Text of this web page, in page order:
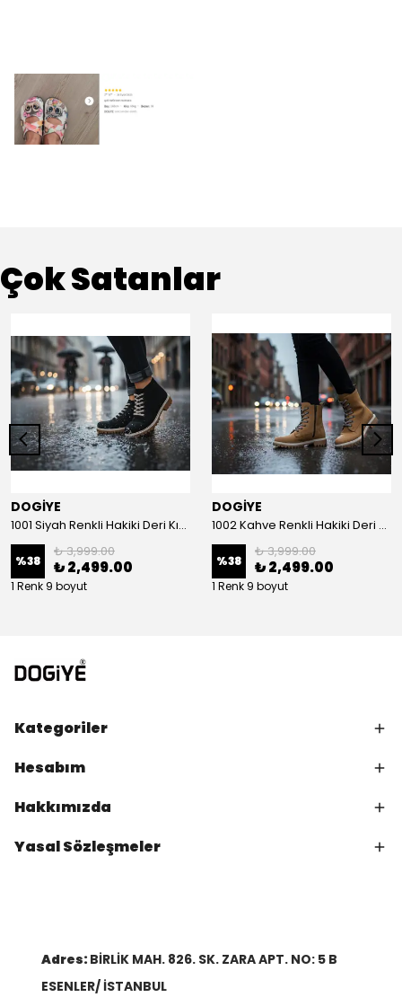
Çok Satanlar
DOGİYE
1001 Siyah Renkli Hakiki Deri Kışlık Bot
%38
₺ 3,999.00
₺ 2,499.00
1 Renk 9 boyut
DOGİYE
1002 Kahve Renkli Hakiki Deri Kışlık Bot
%38
₺ 3,999.00
₺ 2,499.00
1 Renk 9 boyut
Kategoriler
Hesabım
Hakkımızda
Yasal Sözleşmeler
Adres: BİRLİK MAH. 826. SK. ZARA APT. NO: 5 B
ESENLER/ İSTANBUL